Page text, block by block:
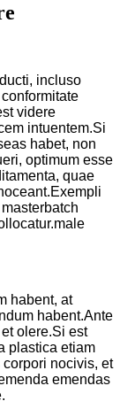
incluso
videre
intuentem.Si
habet, non
optimum esse
quae
habent, at
habent.Ante
olere.Si est
plastica etiam
nocivis, et
emendas